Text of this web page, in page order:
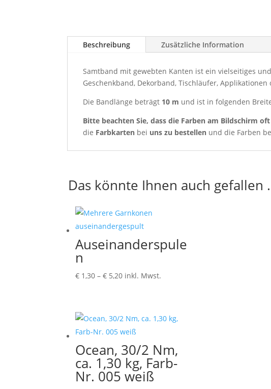
Beschreibung Zusätzliche Information
Samtband mit gewebten Kanten ist ein vielseitiges
Geschenkband, Dekorband, Tischläufer,
Die Bandlänge beträgt 10 m und ist in folgenden
Bitte beachten Sie, dass die Farben am Bildschirm
die Farbkarten bei uns zu bestellen und die Farben
Das könnte Ihnen auch gefallen
Auseinanderspule
n
€ 1,30 –€ 5,20Preisspanne:
€ 5,20
inkl. Mwst.
Ocean, 30/2 Nm,
ca. 1,30 kg, Farb-
Nr. 005 weiß